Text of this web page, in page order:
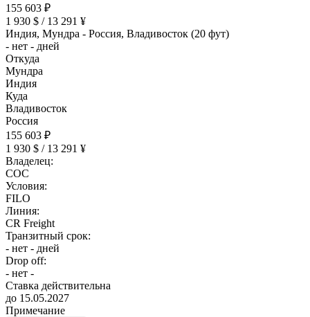
155 603 ₽
1 930 $ / 13 291 ¥
Индия, Мундра - Россия, Владивосток (20 фут)
- нет - дней
Откуда
Мундра
Индия
Куда
Владивосток
Россия
155 603 ₽
1 930 $ / 13 291 ¥
Владелец:
COC
Условия:
FILO
Линия:
CR Freight
Транзитный срок:
- нет - дней
Drop off:
- нет -
Ставка действительна
до 15.05.2027
Примечание